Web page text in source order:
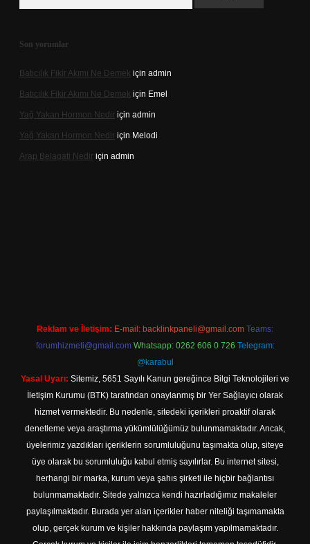
Son yorumlar
Batıcılık Fikir Akımı Ne Demek için admin
Batıcılık Fikir Akımı Ne Demek için Emel
Yağ Yakan Hormon Nedir için admin
Yağ Yakan Hormon Nedir için Melodi
Arap Belagati Nedir için admin
Reklam ve İletişim: E-mail: backlinkpaneli@gmail.com Teams:
forumhizmeti@gmail.com Whatsapp: 0262 606 0 726 Telegram:
@karabul
Yasal Uyarı: Sitemiz, 5651 Sayılı Kanun gereğince Bilgi Teknolojileri ve
İletişim Kurumu (BTK) tarafından onaylanmış bir Yer Sağlayıcı olarak
hizmet vermektedir. Bu nedenle, sitedeki içerikleri proaktif olarak
denetleme veya araştırma yükümlülüğümüz bulunmamaktadır. Ancak,
üyelerimiz yazdıkları içeriklerin sorumluluğunu taşımakta olup, siteye
üye olarak bu sorumluluğu kabul etmiş sayılırlar. Bu internet sitesi,
herhangi bir marka, kurum veya şahıs şirketi ile hiçbir bağlantısı
bulunmamaktadır. Sitede yalnızca kendi hazırladığımız makaleler
paylaşılmaktadır. Burada yer alan içerikler haber niteliği taşımamakta
olup, gerçek kurum ve kişiler hakkında paylaşım yapılmamaktadır.